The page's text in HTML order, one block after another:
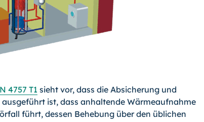
4757 T1 sieht vor, dass die Absicherung und
ist, dass anhaltende Wärmeaufnahme
führt, dessen Behebung über den üblichen